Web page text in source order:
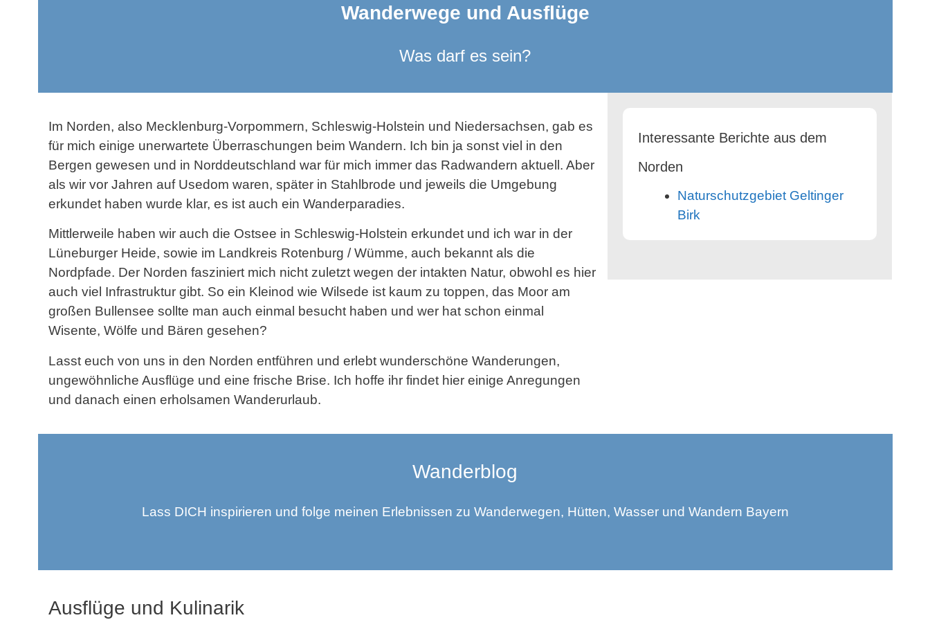
Wanderwege und Ausflüge
Was darf es sein?
Im Norden, also Mecklenburg-Vorpommern, Schleswig-Holstein und Niedersachsen, gab es
für mich einige unerwartete Überraschungen beim Wandern. Ich bin ja sonst viel in den
Bergen gewesen und in Norddeutschland war für mich immer das Radwandern aktuell. Aber
als wir vor Jahren auf Usedom waren, später in Stahlbrode und jeweils die Umgebung
erkundet haben wurde klar, es ist auch ein Wanderparadies.
Mittlerweile haben wir auch die Ostsee in Schleswig-Holstein erkundet und ich war in der
Lüneburger Heide, sowie im Landkreis Rotenburg / Wümme, auch bekannt als die
Nordpfade. Der Norden fasziniert mich nicht zuletzt wegen der intakten Natur, obwohl es hier
auch viel Infrastruktur gibt. So ein Kleinod wie Wilsede ist kaum zu toppen, das Moor am
großen Bullensee sollte man auch einmal besucht haben und wer hat schon einmal
Wisente, Wölfe und Bären gesehen?
Lasst euch von uns in den Norden entführen und erlebt wunderschöne Wanderungen,
ungewöhnliche Ausflüge und eine frische Brise. Ich hoffe ihr findet hier einige Anregungen
und danach einen erholsamen Wanderurlaub.
Interessante Berichte aus dem
Norden
Naturschutzgebiet Geltinger
Birk
Wanderblog
Lass DICH inspirieren und folge meinen Erlebnissen zu Wanderwegen, Hütten, Wasser und Wandern Bayern
Ausflüge und Kulinarik